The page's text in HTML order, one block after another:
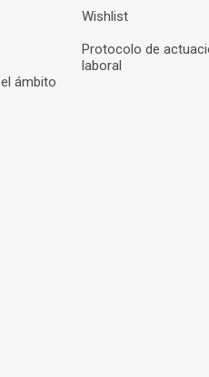
ámbito
Wishlist
Protocolo de
laboral